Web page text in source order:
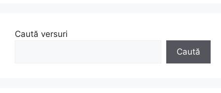
Caută versuri
Caută